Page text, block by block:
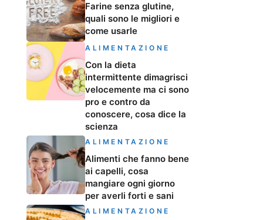
Farine senza glutine,
quali sono le migliori e
come usarle
ALIMENTAZIONE
Con la dieta
intermittente dimagrisci
velocemente ma ci sono
pro e contro da
conoscere, cosa dice la
scienza
ALIMENTAZIONE
Alimenti che fanno bene
ai capelli, cosa
mangiare ogni giorno
per averli forti e sani
ALIMENTAZIONE